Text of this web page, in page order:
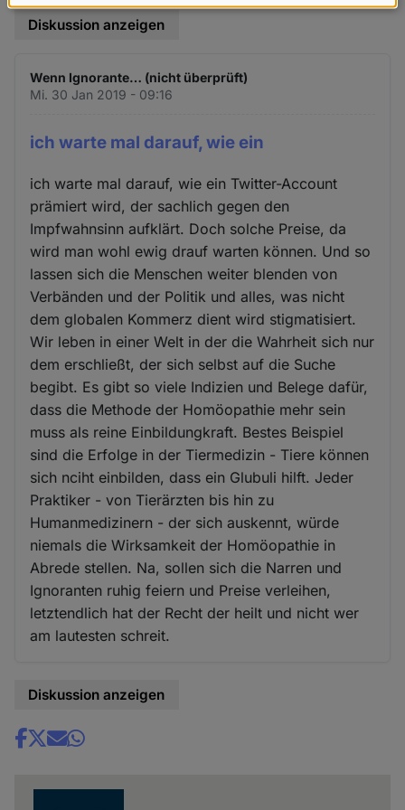
Diskussion anzeigen
Wenn Ignorante… (nicht überprüft)
Mi. 30 Jan 2019 - 09:16
ich warte mal darauf, wie ein
ich warte mal darauf, wie ein Twitter-Account
prämiert wird, der sachlich gegen den
Impfwahnsinn aufklärt. Doch solche Preise, da
wird man wohl ewig drauf warten können. Und so
lassen sich die Menschen weiter blenden von
Verbänden und der Politik und alles, was nicht
dem globalen Kommerz dient wird stigmatisiert.
Wir leben in einer Welt in der die Wahrheit sich nur
dem erschließt, der sich selbst auf die Suche
begibt. Es gibt so viele Indizien und Belege dafür,
dass die Methode der Homöopathie mehr sein
muss als reine Einbildungkraft. Bestes Beispiel
sind die Erfolge in der Tiermedizin - Tiere können
sich nciht einbilden, dass ein Glubuli hilft. Jeder
Praktiker - von Tierärzten bis hin zu
Humanmedizinern - der sich auskennt, würde
niemals die Wirksamkeit der Homöopathie in
Abrede stellen. Na, sollen sich die Narren und
Ignoranten ruhig feiern und Preise verleihen,
letztendlich hat der Recht der heilt und nicht wer
am lautesten schreit.
Diskussion anzeigen
Share
Daten
und